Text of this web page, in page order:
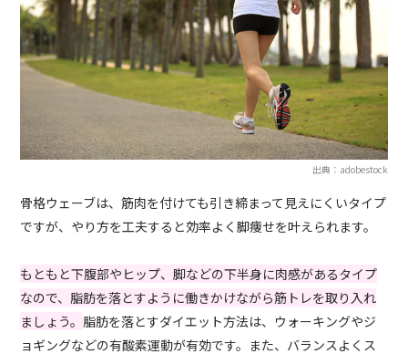
出典：adobestock
骨格ウェーブは、筋肉を付けても引き締まって見えにくいタイプ
ですが、やり方を工夫すると効率よく脚痩せを叶えられます。
もともと下腹部やヒップ、脚などの下半身に肉感があるタイプ
なので、脂肪を落とすように働きかけながら筋トレを取り入れ
ましょう。 脂肪を落とすダイエット方法は、ウォーキングやジ
ョギングなどの有酸素運動が有効です。また、バランスよくス